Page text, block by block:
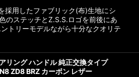
採用したファブリック(布)生地にシ
のステッチとZ.S.S.ロゴを前後にあ
トリーモデルながら十分なクオリテ
リング ハンドル 純正交換タイプ
ZD8 BRZ カーボン レザー